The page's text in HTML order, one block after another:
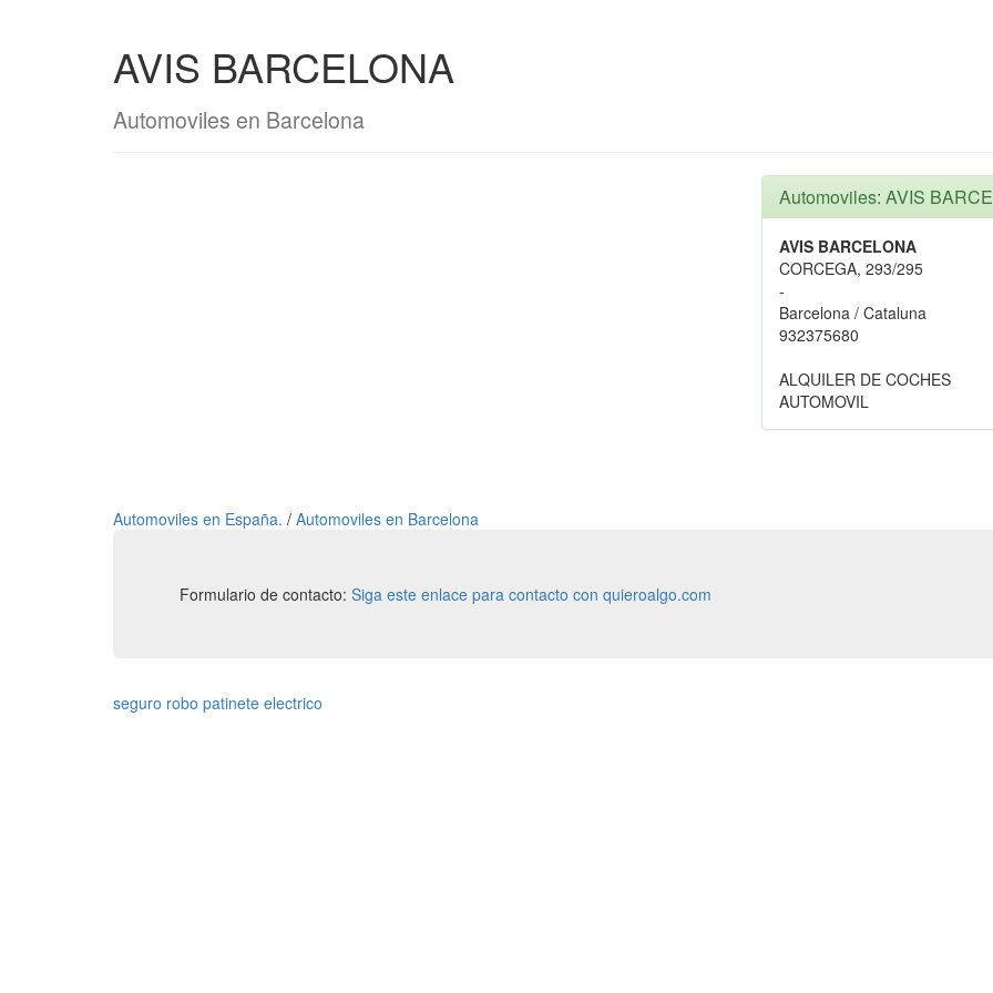
AVIS BARCELONA
Automoviles en Barcelona
Automoviles: AVIS
AVIS BARCELONA
CORCEGA, 293/295
-
Barcelona / Cataluna
932375680
ALQUILER DE COCHES
AUTOMOVIL
Automoviles en España. / Automoviles en Barcelona
Formulario de contacto: Siga este enlace para contacto con quieroalgo.com
seguro robo patinete electrico